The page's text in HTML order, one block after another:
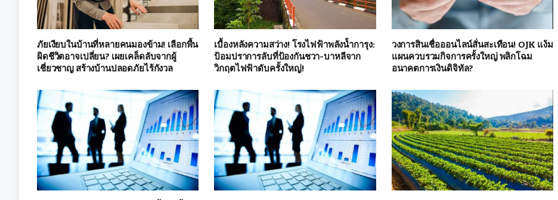
ภัยเงียบในบ้านที่หลายคนมองข้าม! เลือกพื้น
ผิดชีวิตอาจเปลี่ยน? เผยเคล็ดลับจากผู้
เชี่ยวชาญ สร้างบ้านปลอดภัยไร้กังวล
เบื้องหลังความสว่าง! โรงไฟฟ้าพลังน้ำการุง:
ป้อมปราการลับที่ป้องกันชวา-บาหลีจาก
วิกฤตไฟฟ้าดับครั้งใหญ่!
วงการสินเชื่อออนไลน์สั่นสะเทือน! OJK แง้ม
แผนควบรวมกิจการครั้งใหญ่ พลิกโฉม
อนาคตการเงินดิจิทัล?